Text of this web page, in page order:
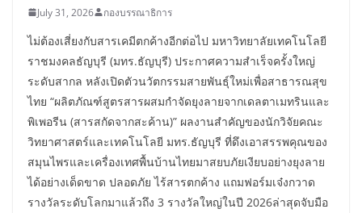
July 31, 2026 กองบรรณาธิการ
ไม่ต้องเสี่ยงกับสารเคมีตกค้างอีกต่อไป มหาวิทยาลัยเทคโนโลยี
ราชมงคลธัญบุรี (มทร.ธัญบุรี) ประกาศความสำเร็จครั้งใหญ่
ระดับสากล หลังเปิดตัวนวัตกรรมสายพันธุ์ใหม่เพื่อสาธารณสุข
ไทย “ผลิตภัณฑ์สูตรสารผสมกำจัดยุงลายจากเดลตาเมทรินและ
พิเพอรีน (สารสกัดจากสะค้าน)” ผลงานสำคัญของนักวิจัยคณะ
วิทยาศาสตร์และเทคโนโลยี มทร.ธัญบุรี ที่ดึงเอาสรรพคุณของ
สมุนไพรและเครื่องเทศพื้นบ้านไทยมาสยบภัยเงียบอย่างยุงลาย
ได้อย่างเด็ดขาด ปลอดภัย ไร้สารตกค้าง แถมฟอร์มเจ๋งกวาด
รางวัลระดับโลกมาแล้วถึง 3 รางวัลใหญ่ในปี 2026ล่าสุดจับมือ